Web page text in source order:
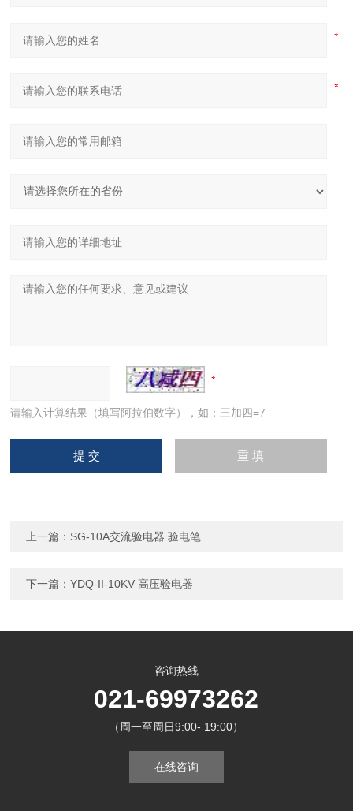
请输入计算结果（填写阿拉伯数字），如：三加四=7
上一篇： SG-10A交流验电器 验电笔
下一篇：YDQ-II-10KV 高压验电器
咨询热线
021-69973262
（周一至周日9:00- 19:00）
在线咨询